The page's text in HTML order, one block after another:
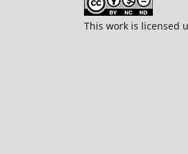
This work is licensed